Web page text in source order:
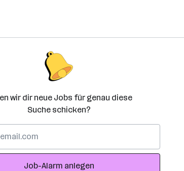
wir dir neue Jobs für genau diese
Suche schicken?
Job-Alarm anlegen